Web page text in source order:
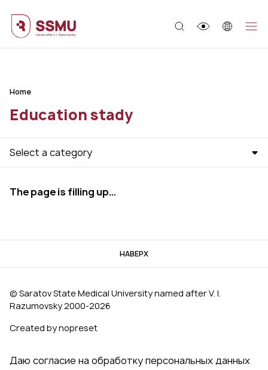
Home
Education stady
Select a category
The page is filling up…
НАВЕРХ
© Saratov State Medical University named after V. I.
Razumovsky 2000‑2026
Created by nopreset
Даю согласие на обработку персональных данных